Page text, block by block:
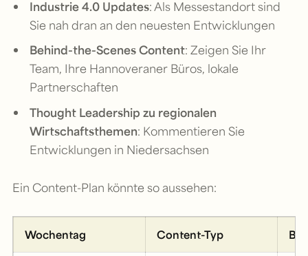
Industrie 4.0 Updates: Als Messestandort sind
Sie nah dran an den neuesten Entwicklungen
Behind-the-Scenes Content: Zeigen Sie Ihr
Team, Ihre Hannoveraner Büros, lokale
Partnerschaften
Thought Leadership zu regionalen
Wirtschaftsthemen: Kommentieren Sie
Entwicklungen in Niedersachsen
Ein Content-Plan könnte so aussehen:
Wochentag Content-Typ